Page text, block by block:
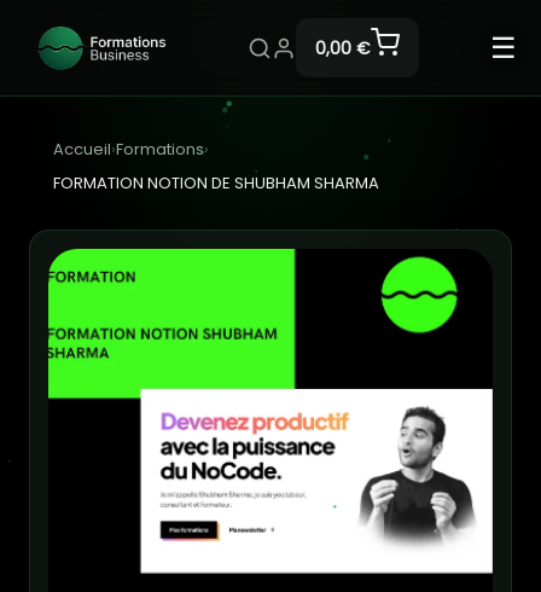
0,00 € ☰
Accueil›Formations›
FORMATION NOTION DE SHUBHAM SHARMA